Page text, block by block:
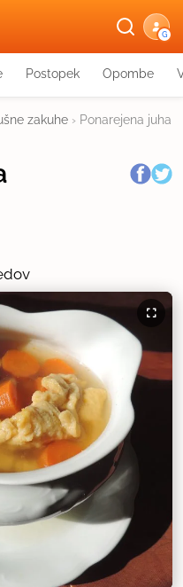
G
Postopek Opombe
zakuhe › Ponarejena juha